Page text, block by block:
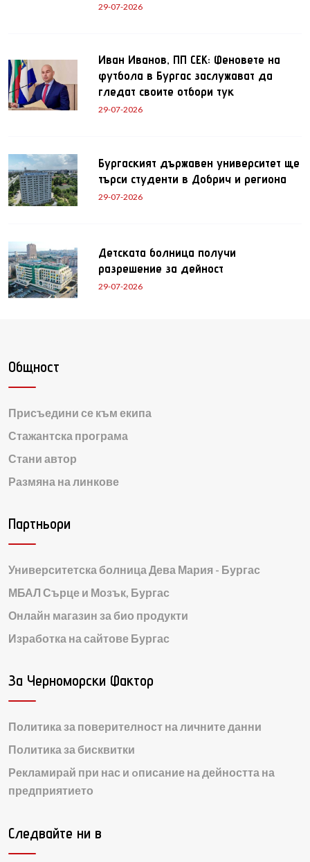
29-07-2026
Иван Иванов, ПП СЕК: Феновете на
футбола в Бургас заслужават да
гледат своите отбори тук
29-07-2026
Бургаският държавен университет ще
търси студенти в Добрич и региона
29-07-2026
Детската болница получи
разрешение за дейност
29-07-2026
Общност
Присъедини се към екипа
Стажантска програма
Стани автор
Размяна на линкове
Партньори
Университетска болница Дева Мария - Бургас
МБАЛ Сърце и Мозък, Бургас
Онлайн магазин за био продукти
Изработка на сайтове Бургас
За Черноморски Фактор
Политика за поверителност на личните данни
Политика за бисквитки
Рекламирай при нас и oписание на дейността на
предприятието
Следвайте ни в